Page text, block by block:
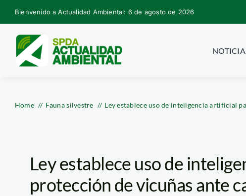
Skip
to
content
Bienvenido a Actualidad Ambiental: 6 de agosto de 2026
Home Fauna silvestre Ley establece uso de inteligencia artificial
Ley establece uso de
protección de vicuñas ante